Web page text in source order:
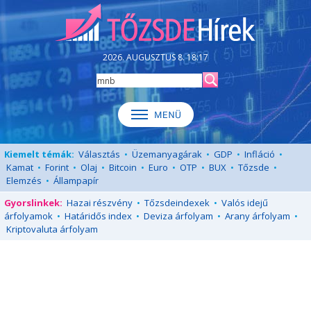
2026. AUGUSZTUS 8. 18:17
Kiemelt témák: Választás • Üzemanyagárak • GDP • Infláció •
Kamat • Forint • Olaj • Bitcoin • Euro • OTP • BUX • Tőzsde •
Elemzés • Állampapír
Gyorslinkek: Hazai részvény • Tőzsdeindexek • Valós idejű
árfolyamok • Határidős index • Deviza árfolyam • Arany árfolyam •
Kriptovaluta árfolyam